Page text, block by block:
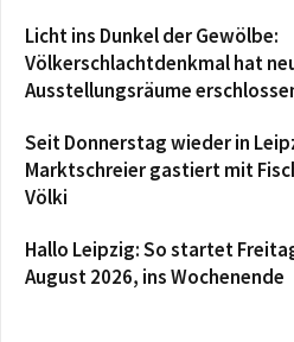
Licht ins Dunkel der Gewölbe:
Völkerschlachtdenkmal hat
Ausstellungsräume
Seit Donnerstag wieder in
Marktschreier gastiert mit
Völki
Hallo Leipzig: So startet
August 2026, ins Wochenende